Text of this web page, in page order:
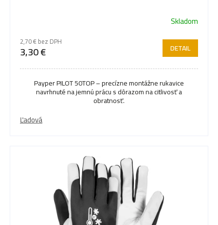
Skladom
2,70 € bez DPH
3,30 € DETAIL
Payper PILOT 50TOP – precízne montážne rukavice
navrhnuté na jemnú prácu s dôrazom na citlivosť a
obratnosť.
Ľadová